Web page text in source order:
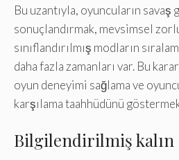
Bu uzantıyla, oyuncuların
sonuçlandırmak, mevsimsel
sınıflandırılmış modların
daha fazla zamanları var. Bu
oyun deneyimi sağlama ve
karşılama taahhüdünü
Bilgilendirilmiş kalın